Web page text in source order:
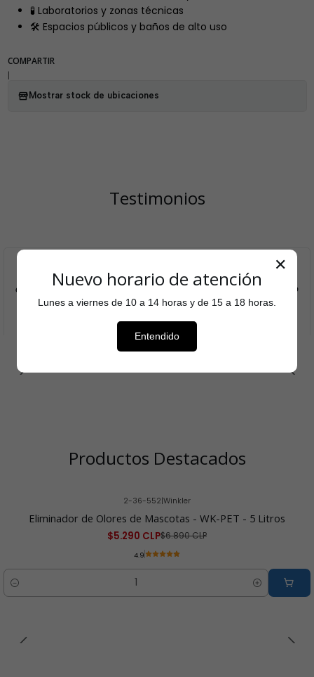
🧪 Laboratorios y zonas técnicas
🛠️ Espacios públicos y baños de alto uso
COMPARTIR
Mostrar stock de ubicaciones
Testimonios
Aquí puedes agregar el testimonio que cada cliente
entregó sobre tu tienda para aumentar el reconocimiento
de tu marca.
Nombre del autor
Productos Destacados
2-36-552|Winkler
Eliminador de Olores de Mascotas - WK-PET - 5 Litros
$5.290 CLP$6.890 CLP
4.9
Cantidad
✕
Nuevo horario de atención
Lunes a viernes de 10 a 14 horas y de 15 a 18 horas.
Entendido